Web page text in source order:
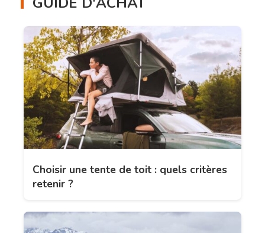
Choisir une tente de toit : quels critères
retenir ?